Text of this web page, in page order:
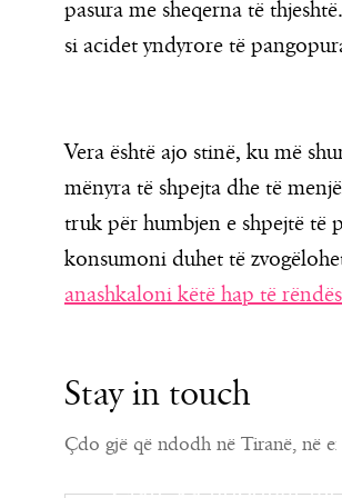
pasura me sheqerna të
si acidet yndyrore të
Vera është ajo stinë, ku më
mënyra të shpejta dhe të
truk për humbjen e shpejtë të
konsumoni duhet të
anashkaloni këtë hap të
Stay in touch
Çdo gjë që ndodh në Tiranë, në
Çfarë ka ndodhur